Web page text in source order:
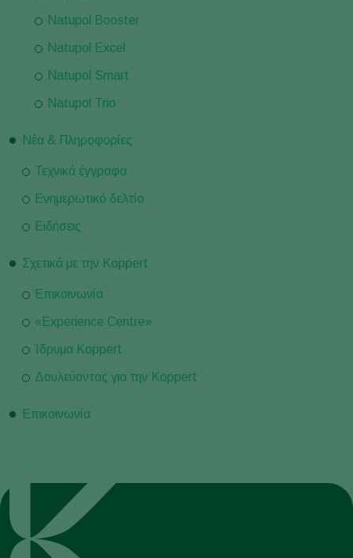
Natupol Booster
Natupol Excel
Natupol Smart
Natupol Trio
Νέα & Πληροφορίες
Τεχνικά έγγραφα
Ενημερωτικό δελτίο
Ειδήσεις
Σχετικά με την Koppert
Επικοινωνία
«Experience Centre»
Ίδρυμα Koppert
Δουλεύοντας για την Koppert
Επικοινωνία